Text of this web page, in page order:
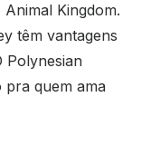
Kingdom.
têm vantagens
Polynesian
pra quem ama